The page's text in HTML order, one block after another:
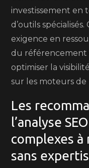
investissement en
d’outils
exigence en
du référencement
optimiser la
sur les moteurs de
Les
l’analyse
complexes
sans